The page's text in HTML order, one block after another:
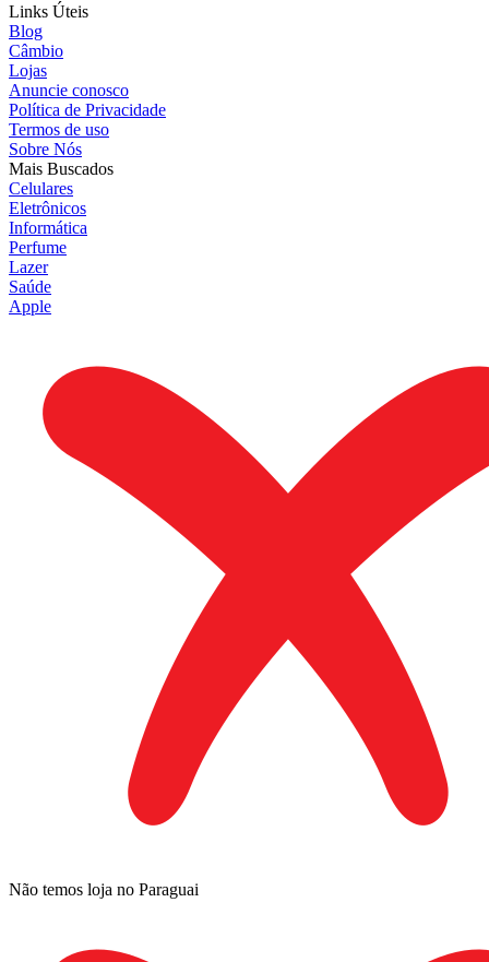
Links Úteis
Blog
Câmbio
Lojas
Anuncie conosco
Política de Privacidade
Termos de uso
Sobre Nós
Mais Buscados
Celulares
Eletrônicos
Informática
Perfume
Lazer
Saúde
Apple
Não temos loja no Paraguai